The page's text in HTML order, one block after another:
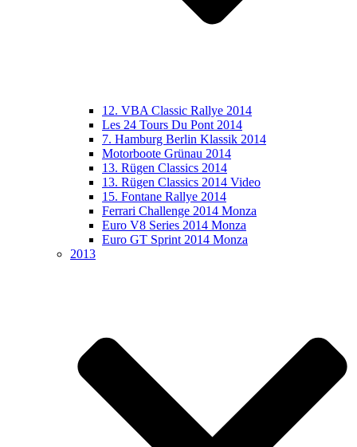
12. VBA Classic Rallye 2014
Les 24 Tours Du Pont 2014
7. Hamburg Berlin Klassik 2014
Motorboote Grünau 2014
13. Rügen Classics 2014
13. Rügen Classics 2014 Video
15. Fontane Rallye 2014
Ferrari Challenge 2014 Monza
Euro V8 Series 2014 Monza
Euro GT Sprint 2014 Monza
2013